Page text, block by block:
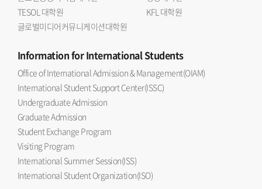
TESOL 대학원
KFL 대학원
글로벌미디어커뮤니케이션대학원
Informationfor International Students
Office of International Admission & Management(OIAM)
International Student Support Center(ISSC)
Undergraduate Admission
Graduate Admission
Student Exchange Program
Visiting Program
International Summer Session(ISS)
International Student Organization(ISO)